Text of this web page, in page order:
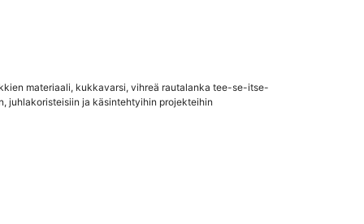
vihreä rautalanka tee-se-itse-
projekteihin
materiaali, kukkavarsi, vihreä rautalanka tee-se-itse-
juhlakoristeisiin ja käsintehtyihin projekteihin